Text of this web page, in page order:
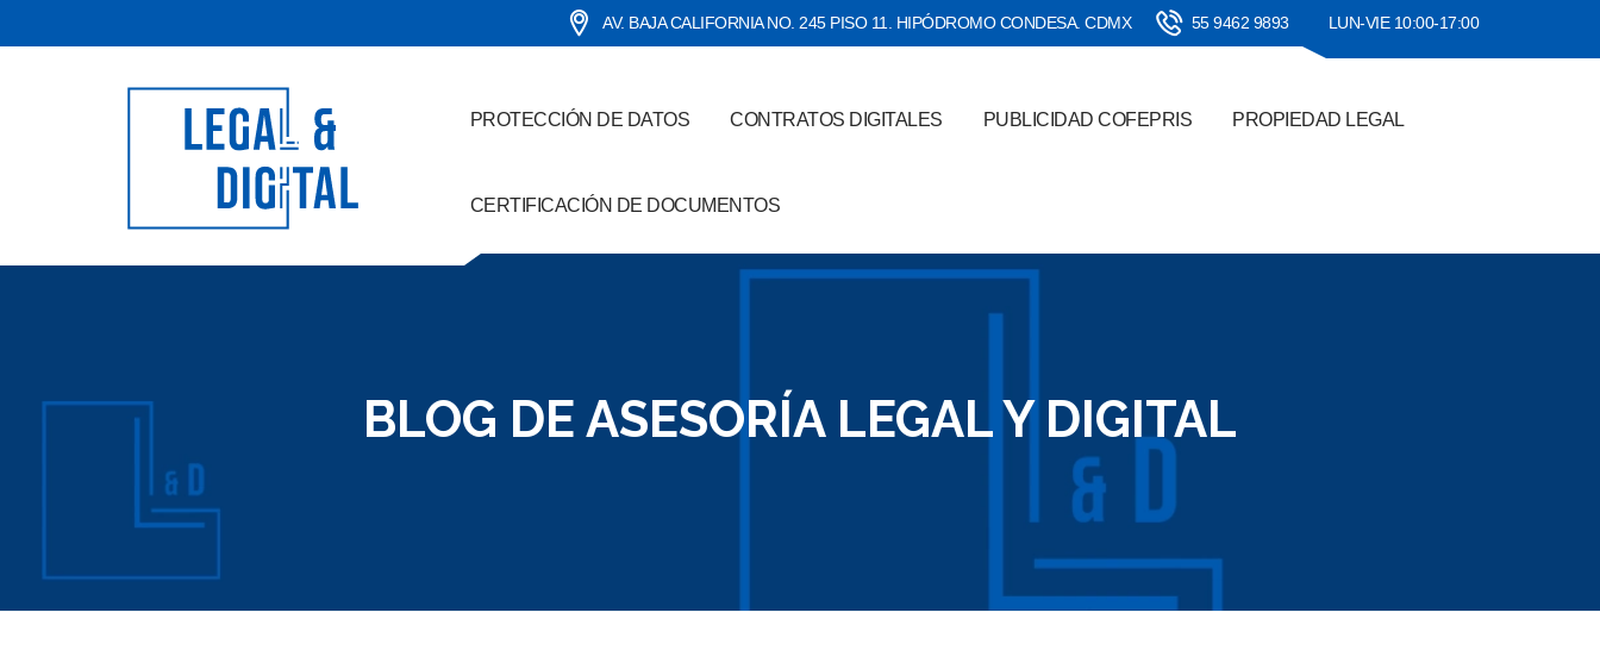
AV. BAJA CALIFORNIA NO. 245 PISO 11. HIPÓDROMO CONDESA. CDMX 55 9462 9893 LUN-VIE 10:00-17:00
PROTECCIÓN DE DATOS CONTRATOS DIGITALES PUBLICIDAD COFEPRIS PROPIEDAD LEGAL
CERTIFICACIÓN DE DOCUMENTOS
BLOG DE ASESORÍA LEGAL Y DIGITAL